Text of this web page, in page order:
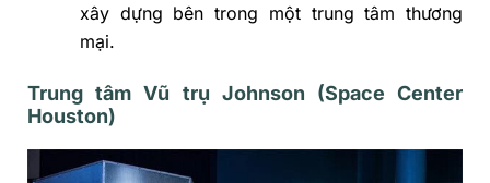
xây dựng bên trong một trung tâm thương
mại.
Trung tâm Vũ trụ Johnson (Space Center
Houston)